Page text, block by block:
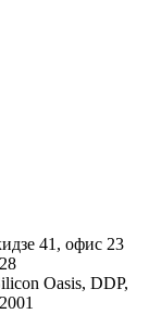
41, офис 23
Oasis, DDP,